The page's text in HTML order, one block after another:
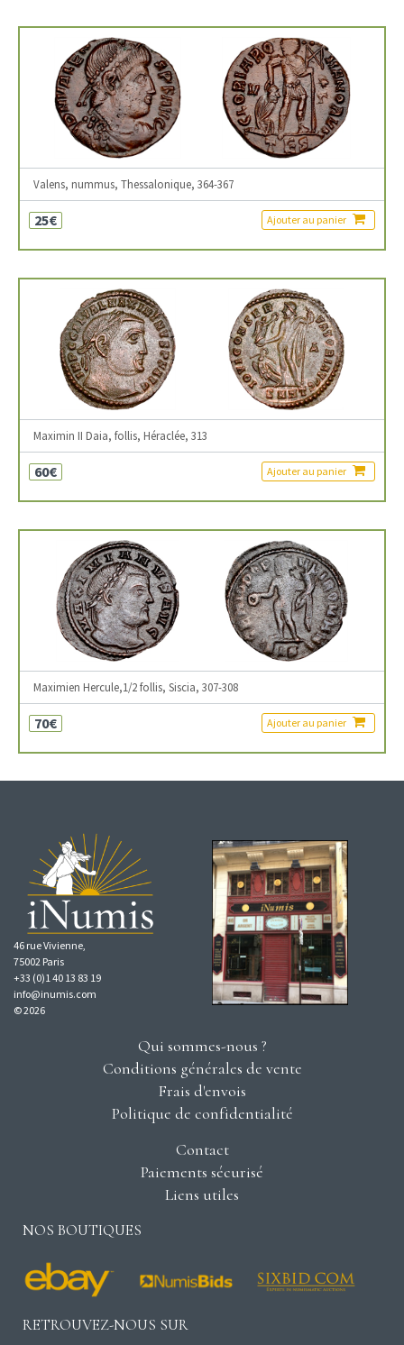
Valens, nummus, Thessalonique, 364-367
25€ Ajouter au panier
Maximin II Daia, follis, Héraclée, 313
60€ Ajouter au panier
Maximien Hercule,1/2 follis, Siscia, 307-308
70€ Ajouter au panier
46 rue Vivienne,
75002 Paris
+33 (0)1 40 13 83 19
info@inumis.com
© 2026
Qui sommes-nous ?
Conditions générales de vente
Frais d'envois
Politique de confidentialité
Contact
Paiements sécurisé
Liens utiles
NOS BOUTIQUES
RETROUVEZ-NOUS SUR